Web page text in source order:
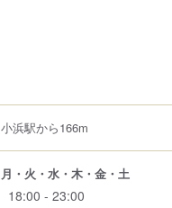
小浜駅から166m
月・火・水・木・金・土
18:00 - 23:00